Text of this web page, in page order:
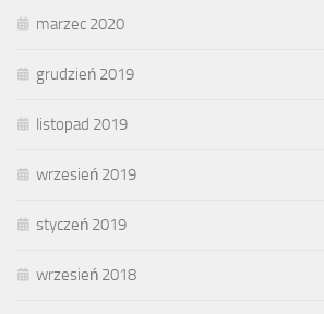
marzec 2020
grudzień 2019
listopad 2019
wrzesień 2019
styczeń 2019
wrzesień 2018